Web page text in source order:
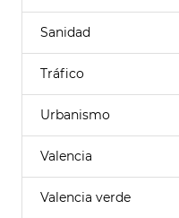
Sanidad
Tráfico
Urbanismo
Valencia
Valencia verde